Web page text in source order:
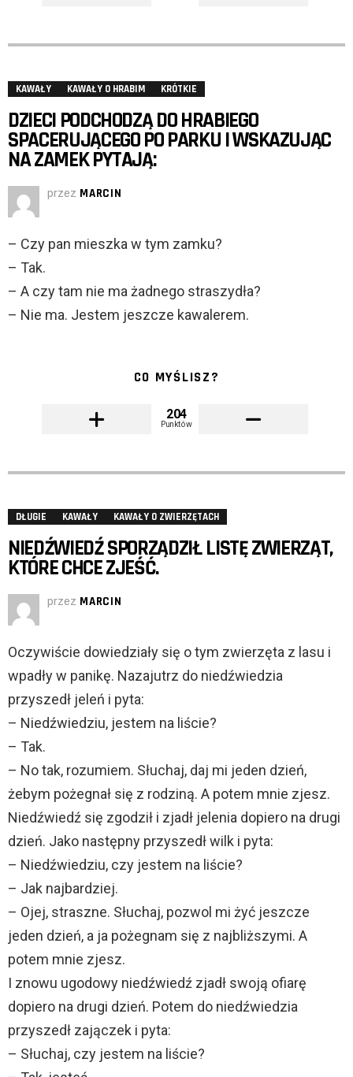
KAWAŁY KAWAŁY O HRABIM KRÓTKIE
DZIECI PODCHODZĄ DO HRABIEGO
SPACERUJĄCEGO PO PARKU I WSKAZUJĄC
NA ZAMEK PYTAJĄ:
przez MARCIN
– Czy pan mieszka w tym zamku?
– Tak.
– A czy tam nie ma żadnego straszydła?
– Nie ma. Jestem jeszcze kawalerem.
CO MYŚLISZ?
204
Punktów
DŁUGIE KAWAŁY KAWAŁY O ZWIERZĘTACH
NIEDŹWIEDŹ SPORZĄDZIŁ LISTĘ ZWIERZĄT,
KTÓRE CHCE ZJEŚĆ.
przez MARCIN
Oczywiście dowiedziały się o tym zwierzęta z lasu i
wpadły w panikę. Nazajutrz do niedźwiedzia
przyszedł jeleń i pyta:
– Niedźwiedziu, jestem na liście?
– Tak.
– No tak, rozumiem. Słuchaj, daj mi jeden dzień,
żebym pożegnał się z rodziną. A potem mnie zjesz.
Niedźwiedź się zgodził i zjadł jelenia dopiero na drugi
dzień. Jako następny przyszedł wilk i pyta:
– Niedźwiedziu, czy jestem na liście?
– Jak najbardziej.
– Ojej, straszne. Słuchaj, pozwol mi żyć jeszcze
jeden dzień, a ja pożegnam się z najbliższymi. A
potem mnie zjesz.
I znowu ugodowy niedźwiedź zjadł swoją ofiarę
dopiero na drugi dzień. Potem do niedźwiedzia
przyszedł zajączek i pyta:
– Słuchaj, czy jestem na liście?